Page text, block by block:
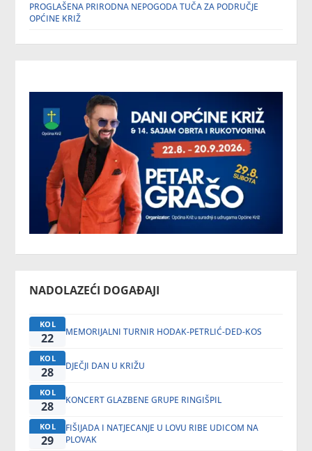
PROGLAŠENA PRIRODNA NEPOGODA TUČA ZA PODRUČJE
OPĆINE KRIŽ
NADOLAZEĆI DOGAĐAJI
KOL
22 MEMORIJALNI TURNIR HODAK-PETRLIĆ-DED-KOS
KOL
28 DJEČJI DAN U KRIŽU
KOL
28 KONCERT GLAZBENE GRUPE RINGIŠPIL
KOL
29
FIŠIJADA I NATJECANJE U LOVU RIBE UDICOM NA
PLOVAK